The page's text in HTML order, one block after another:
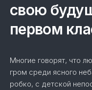
свою
первом
Многие говорят, что
гром среди ясного
робко, с детской